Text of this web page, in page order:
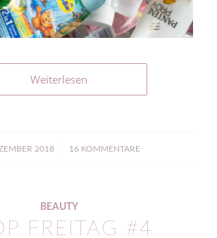
Weiterlesen
2018
/ 16 KOMMENTARE
BEAUTY
FREITAG #4